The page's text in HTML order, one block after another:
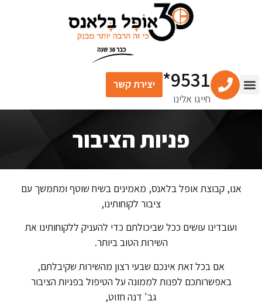
9531*
חייגו אלינו
יצירת קשר
פניות הציבור
אנו, קבוצת אופל בלאנס, מאמינים בשיח שוטף ומתמשך עם
ציבור לקוחותינו,
ועובדינו עושים ככל שביכולתם כדי להעניק ללקוחותינו את
השירות הטוב ביותר.
אם בכל זאת אינכם שבעי רצון מהשירות שקיבלתם,
באפשרותכם לפנות לממונה על הטיפול בפניות הציבור
גב' דנה חזוט,